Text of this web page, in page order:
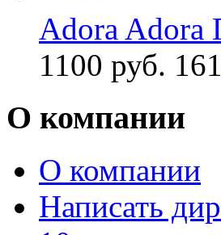
Adora Adora
1100 руб. 161
О компании
О компании
Написать